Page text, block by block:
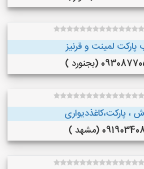
لمینت و قرنیز
(بجنورد )
، پارکت،کاغذدیواری
(مشهد )